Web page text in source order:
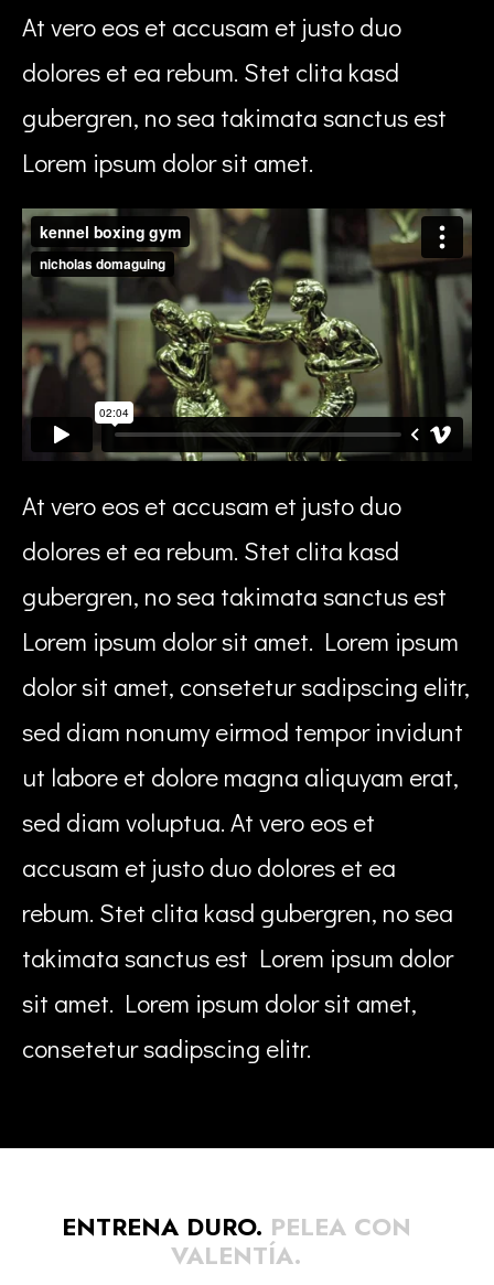
At vero eos et accusam et justo duo
dolores et ea rebum. Stet clita kasd
gubergren, no sea takimata sanctus est
Lorem ipsum dolor sit amet.
At vero eos et accusam et justo duo
dolores et ea rebum. Stet clita kasd
gubergren, no sea takimata sanctus est
Lorem ipsum dolor sit amet. Lorem ipsum
dolor sit amet, consetetur sadipscing elitr,
sed diam nonumy eirmod tempor invidunt
ut labore et dolore magna aliquyam erat,
sed diam voluptua. At vero eos et
accusam et justo duo dolores et ea
rebum. Stet clita kasd gubergren, no sea
takimata sanctus est Lorem ipsum dolor
sit amet. Lorem ipsum dolor sit amet,
consetetur sadipscing elitr.
ENTRENA DURO. PELEA CON
VALENTÍA.